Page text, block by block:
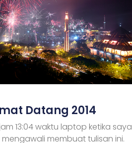
Datang 2014
13:04 waktu laptop ketika saya
membuat tulisan ini.